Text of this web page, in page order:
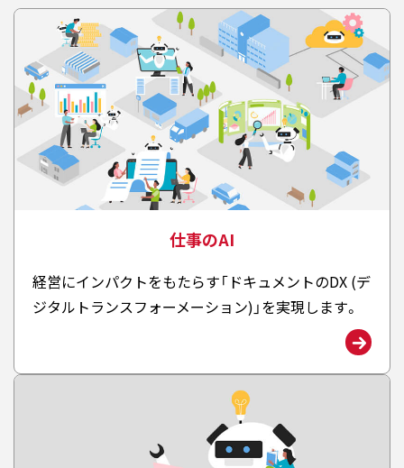
仕事のAI
経営にインパクトをもたらす「ドキュメントのDX (デ
ジタルトランスフォーメーション)」を実現します。